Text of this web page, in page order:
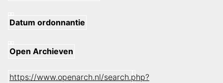
Datum ordonnantie
Open Archieven
https://www.openarch.nl/search.php?